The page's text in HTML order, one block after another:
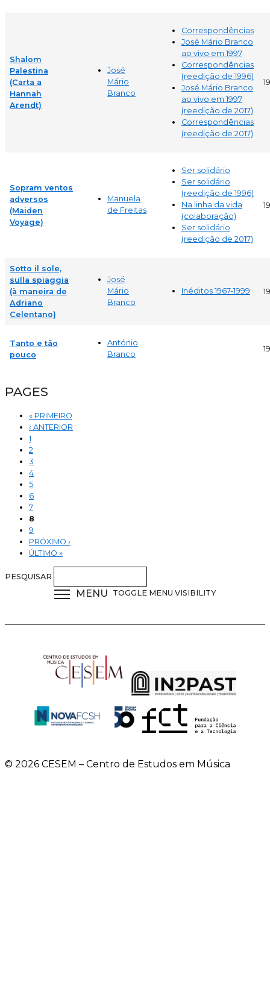
Shalom
Palestina
(Carta a
Hannah
Arendt)
José
Mário
Branco
Correspondências
José Mário Branco
ao vivo em 1997
Correspondências
(reedição de 1996)
José Mário Branco
ao vivo em 1997
(reedição de 2017)
Correspondências
(reedição de 2017)
Sopram ventos
adversos
(Maiden
Voyage)
Manuela
de Freitas
Ser solidário
Ser solidário
(reedição de 1996)
Na linha da vida
(colaboração)
Ser solidário
(reedição de 2017)
Sotto il sole,
sulla spiaggia
(à maneira de
Adriano
Celentano)
José
Mário
Branco
Inéditos 1967-1999
Tanto e tão
pouco
António
Branco
PAGES
« PRIMEIRO
‹ ANTERIOR
1
2
3
4
5
6
7
8
9
PRÓXIMO ›
ÚLTIMO »
PESQUISAR
MENU TOGGLE MENU VISIBILITY
© 2026 CESEM – Centro de Estudos em Música